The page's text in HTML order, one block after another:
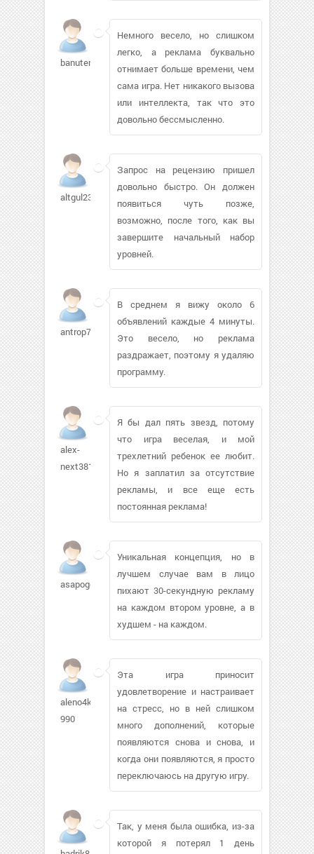
banutem113
Немного весело, но слишком
легко, а реклама буквально
отнимает больше времени, чем
сама игра. Нет никакого вызова
или интеллекта, так что это
довольно бессмысленно.
altgul236
Запрос на рецензию пришел
довольно быстро. Он должен
появиться чуть позже,
возможно, после того, как вы
завершите начальный набор
уровней.
antrop76918
В среднем я вижу около 6
объявлений каждые 4 минуты.
Это весело, но реклама
раздражает, поэтому я удаляю
программу.
alex-
next381
Я бы дал пять звезд, потому
что игра веселая, и мой
трехлетний ребенок ее любит.
Но я заплатил за отсутствие
рекламы, и все еще есть
постоянная реклама!
asapogov
Уникальная концепция, но в
лучшем случае вам в лицо
пихают 30-секундную рекламу
на каждом втором уровне, а в
худшем - на каждом.
aleno4ka-
990
Эта игра приносит
удовлетворение и настраивает
на стресс, но в ней слишком
много дополнений, которые
появляются снова и снова, и
когда они появляются, я просто
переключаюсь на другую игру.
Так, у меня была ошибка, из-за
которой я потерял 1 день